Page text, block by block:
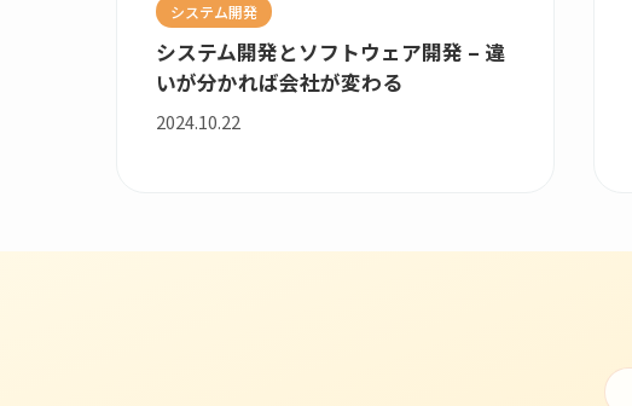
システム開発
システム開発とソフトウェア開発 – 違
いが分かれば会社が変わる
2024.10.22